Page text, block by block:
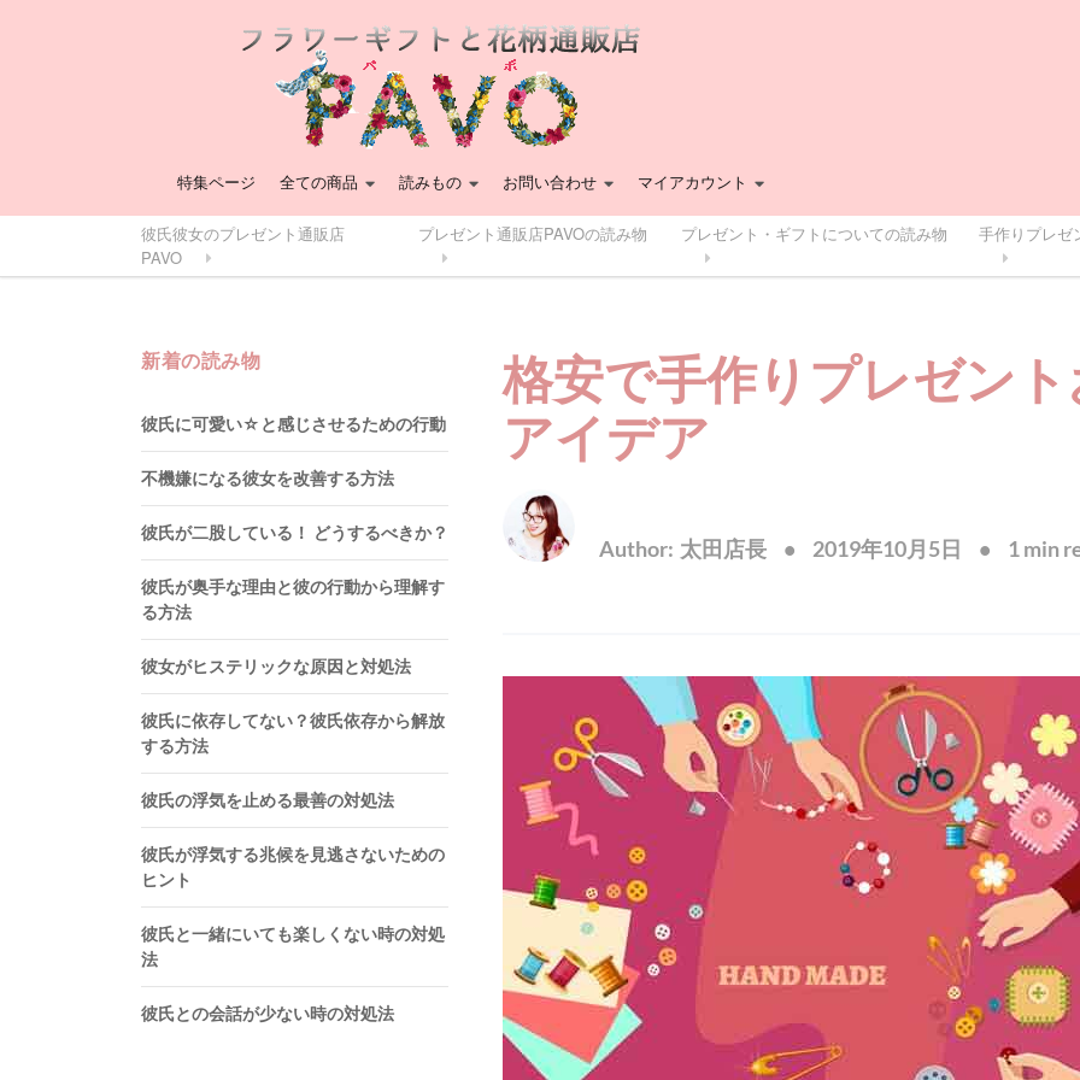
特集ページ 全ての商品 読みもの お問い合わせ マイアカウント
彼氏彼女のプレゼント通販店
PAVO
プレゼント通販店PAVOの読み物 プレゼント・ギフトについての読み物 手作りプレゼ
格安で手作りプレゼン
アイデア
Author: 太田店長 2019年10月5日 1 min
新着の読み物
彼氏に可愛い☆と感じさせるための行動
不機嫌になる彼女を改善する方法
彼氏が二股している！ どうするべきか？
彼氏が奥手な理由と彼の行動から理解す
る方法
彼女がヒステリックな原因と対処法
彼氏に依存してない？彼氏依存から解放
する方法
彼氏の浮気を止める最善の対処法
彼氏が浮気する兆候を見逃さないための
ヒント
彼氏と一緒にいても楽しくない時の対処
法
彼氏との会話が少ない時の対処法